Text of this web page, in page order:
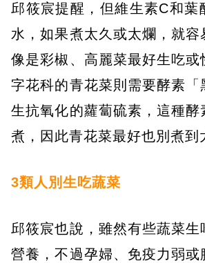
邱筱宸提醒，但維生素C和葉
水，如果煮太久或太爛，就容
像是彩椒、高麗菜最好生吃或
字花科的青花菜則需要酵素「
生抗氧化的蘿蔔硫素，這種酵
煮，因此青花菜最好也別煮到
3類人別生吃蔬菜
邱筱宸也說，雖然有些蔬菜生
營養，不過孕婦、免疫力弱或